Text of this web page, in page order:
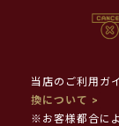
当店のご利用ガ
換について >
※お客様都合に